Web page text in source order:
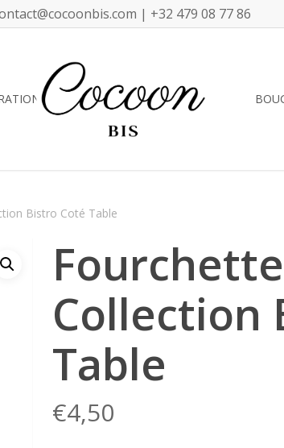
| +32 479 08 77 86
Bistro Coté Table
Collection
Table
€4,50